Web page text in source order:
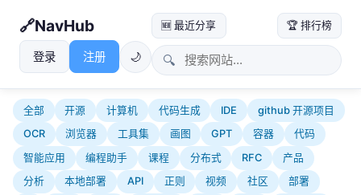
NavHub 🆕 最近分享 🏆 排行榜
🔍
登录 注册 🌙
全部 开源 计算机 代码生成 IDE
github 开源项目
OCR
浏览器 工具集 画图 GPT 容器
代码
智能应用
编程助手 课程 分布式 RFC
产品
分析
本地部署 API 正则 视频 社区
部署